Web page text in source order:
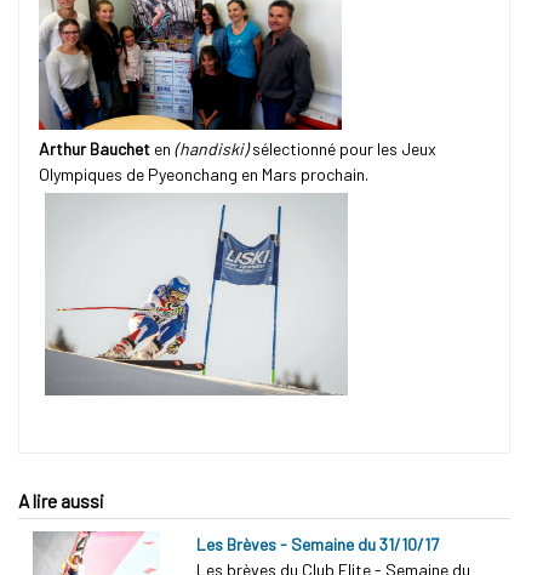
Arthur Bauchet en (handiski)sélectionné pour les Jeux
Olympiques de Pyeonchang en Mars prochain.
A lire aussi
Les Brèves - Semaine du 31/10/17
Les brèves du Club Elite - Semaine du